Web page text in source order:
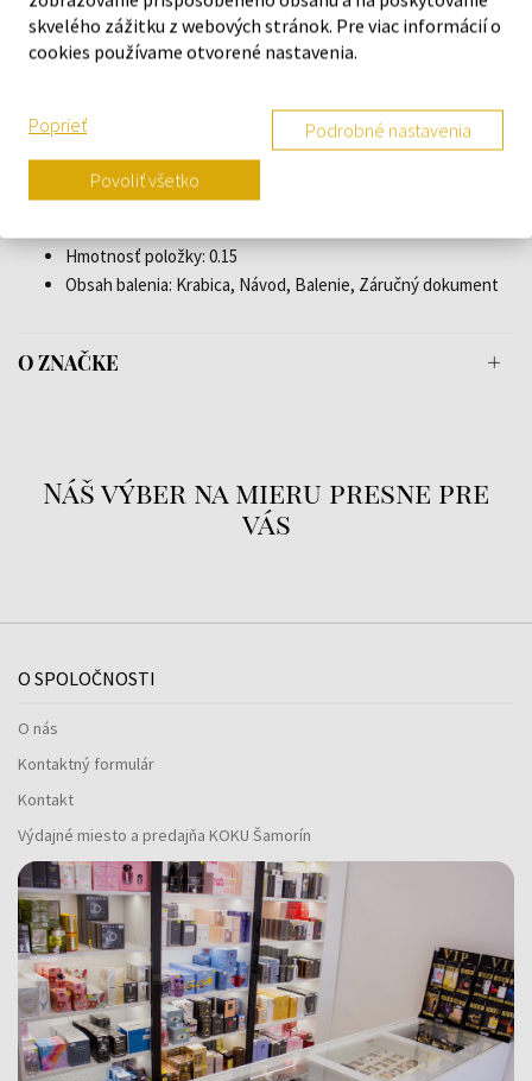
Sklo: Minerálne sklo, So zafírovým povlakom
Osvetlenie: Svietiace ručičky, Svietiace indexy
Materiál remienka: Nerezová oceľ
Farba remienka: Strieborná
Šírka úchytu: 20
Spona: Skladacia spona
Hmotnosť položky: 0.15
Obsah balenia: Krabica, Návod, Balenie, Záručný dokument
O ZNAČKE
Náš výber na mieru presne pre
vás
O SPOLOČNOSTI
O nás
Kontaktný formulár
Kontakt
Výdajné miesto a predajňa KOKU Šamorín
skvelého zážitku z webových stránok. Pre viac informácií o
cookies používame otvorené nastavenia.
Poprieť Podrobné nastavenia
Povoliť všetko